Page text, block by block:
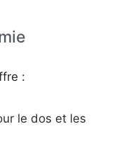
:
le dos et les